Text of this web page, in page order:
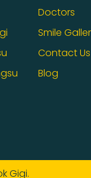
Doctors
Smile
Contact Us
Blog
Gigi.